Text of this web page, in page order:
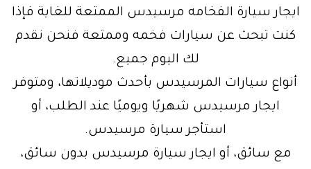
ايجار سيارة الفخامه مرسيدس الممتعة للغاية فإذا
كنت تبحث عن سيارات فخمه وممتعة فنحن نقدم
لك اليوم جميع.
أنواع سيارات المرسيدس بأحدث موديلاتها، ومتوفر
ايجار مرسيدس شهريًا ويوميًا عند الطلب، أو
استأجر سيارة مرسيدس.
مع سائق، أو ايجار سيارة مرسيدس بدون سائق،